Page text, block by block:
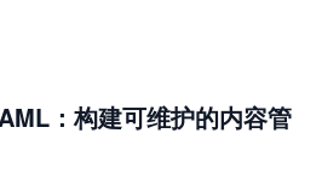
：构建可维护的内容管